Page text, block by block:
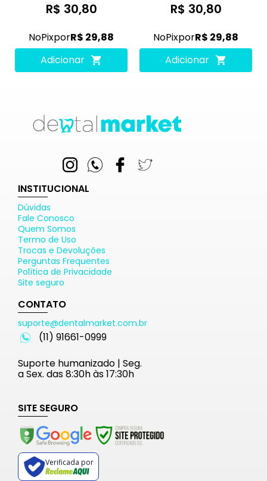
R$ 30,80
NoPixporR$ 29,88
Adicionar
R$ 30,80
NoPixporR$ 29,88
Adicionar
INSTITUCIONAL
Dúvidas
Fale Conosco
Quem Somos
Termo de Uso
Trocas e Devoluções
Perguntas Frequentes
Política de Privacidade
Site seguro
CONTATO
suporte@dentalmarket.com.br
(11) 91661-0999
Suporte humanizado | Seg.
a Sex. das 8:30h às 17:30h
SITE SEGURO
Verificada por